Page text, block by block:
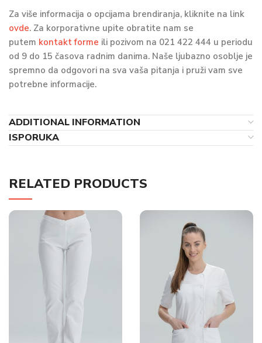
Za više informacija o opcijama brendiranja, kliknite na link
ovde. Za korporativne upite obratite nam se
putem kontakt forme ili pozivom na 021 422 444 u periodu
od 9 do 15 časova radnim danima. Naše ljubazno osoblje je
spremno da odgovori na sva vaša pitanja i pruži vam sve
potrebne informacije.
ADDITIONAL INFORMATION
ISPORUKA
RELATED PRODUCTS